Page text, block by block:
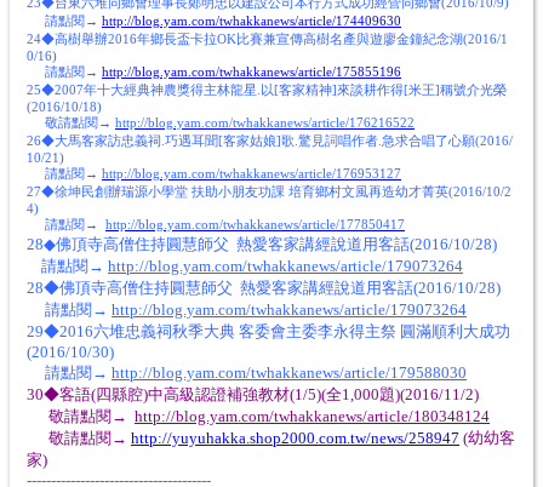
請點閱→ http://blog.yam.com/twhakkanews/article/174409630
24◆高樹舉辦2016年鄉長盃卡拉OK比賽兼宣傳高樹名產與遊廖金鐘紀念湖(2016/1
0/16)
請點閱→ http://blog.yam.com/twhakkanews/article/175855196
25◆2007年十大經典神農獎得主林龍星.以[客家精神]來談耕作得[米王]稱號介光榮
(2016/10/18)
敬請點閱→ http://blog.yam.com/twhakkanews/article/176216522
26◆大馬客家訪忠義祠.巧遇耳聞[客家姑娘]歌.驚見詞唱作者.急求合唱了心願(2016/
10/21)
請點閱→ http://blog.yam.com/twhakkanews/article/176953127
27◆徐坤民創辦瑞源小學堂 扶助小朋友功課 培育鄉村文風再造幼才菁英(2016/10/2
4)
請點閱→
http://blog.yam.com/twhakkanews/article/177850417
28◆佛頂寺高僧住持圓慧師父 熱愛客家講經說道用客話(2016/10/28)
請點閱→ http://blog.yam.com/twhakkanews/article/179073264
28◆佛頂寺高僧住持圓慧師父 熱愛客家講經說道用客話(2016/10/28)
請點閱→ http://blog.yam.com/twhakkanews/article/179073264
29◆2016六堆忠義祠秋季大典 客委會主委李永得主祭 圓滿順利大成功
(2016/10/30)
請點閱→ http://blog.yam.com/twhakkanews/article/179588030
30◆客語(四縣腔)中高級認證補強教材(1/5)(全1,000題)(2016/11/2)
敬請點閱→ http://blog.yam.com/twhakkanews/article/180348124
敬請點閱→ http://yuyuhakka.shop2000.com.tw/news/258947 (幼幼客
家)
--------------------------------------